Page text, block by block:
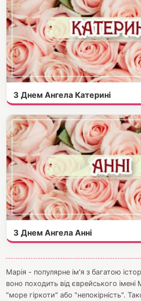
З Днем Ангела Катерині
З Днем Ангела Анні
Марія - популярне ім'я з багатою
воно походить від єврейського
"море гіркоти" або "непокірність".